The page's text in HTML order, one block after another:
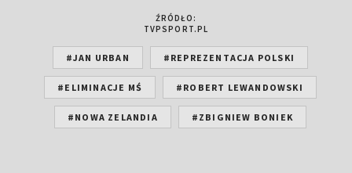
ŹRÓDŁO:
TVPSPORT.PL
#JAN URBAN #REPREZENTACJA POLSKI
#ELIMINACJE MŚ #ROBERT LEWANDOWSKI
#NOWA ZELANDIA #ZBIGNIEW BONIEK